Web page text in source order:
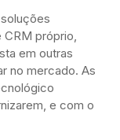
próprio,
em outras
no mercado. As
e com o